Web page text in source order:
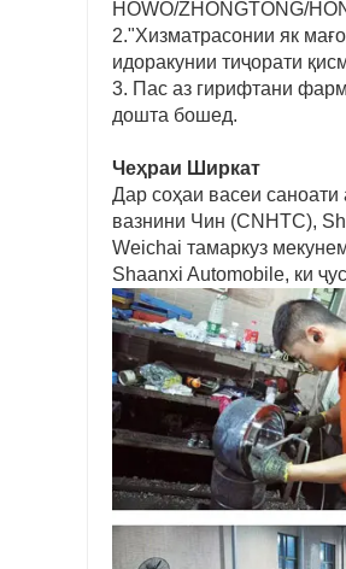
HOWO/ZHONGTONG/
2."Хизматрасонии як
идоракунии тиҷорати
3. Пас аз гирифтани
дошта бошед.
Чеҳраи Ширкат
Дар соҳаи васеи
вазнини Чин (CNHTC),
Weichai тамаркуз
Shaanxi Automobile, ки